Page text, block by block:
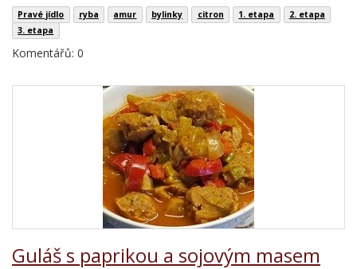
Pravé jídlo ryba amur bylinky citron 1. etapa
2. etapa
3. etapa
Komentářů: 0
Guláš s paprikou a sojovým masem